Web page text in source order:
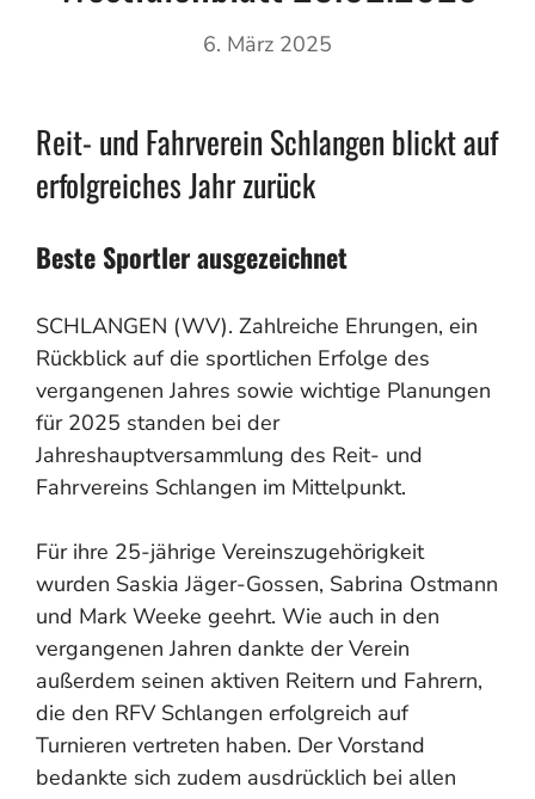
6. März 2025
Reit- und Fahrverein Schlangen blickt auf
erfolgreiches Jahr zurück
Beste Sportler ausgezeichnet
SCHLANGEN (WV). Zahlreiche Ehrungen, ein
Rückblick auf die sportlichen Erfolge des
vergangenen Jahres sowie wichtige Planungen
für 2025 standen bei der
Jahreshauptversammlung des Reit- und
Fahrvereins Schlangen im Mittelpunkt.
Für ihre 25-jährige Vereinszugehörigkeit
wurden Saskia Jäger-Gossen, Sabrina Ostmann
und Mark Weeke geehrt. Wie auch in den
vergangenen Jahren dankte der Verein
außerdem seinen aktiven Reitern und Fahrern,
die den RFV Schlangen erfolgreich auf
Turnieren vertreten haben. Der Vorstand
bedankte sich zudem ausdrücklich bei allen